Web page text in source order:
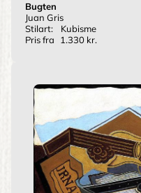
Bugten
Juan Gris
Stilart:
Kubisme
Pris fra
1.330 kr.